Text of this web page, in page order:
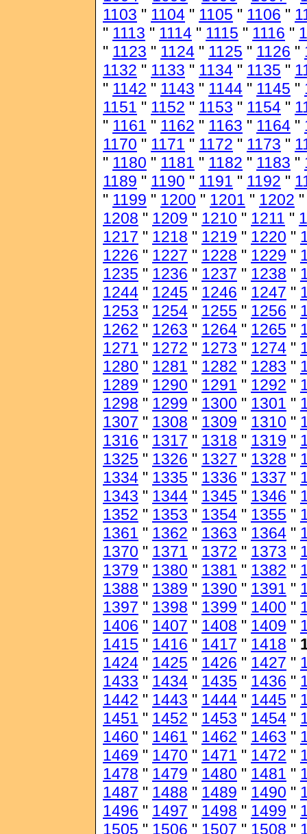
1103 " 1104 " 1105 " 1106 "
" 1113 " 1114 " 1115 " 1116 "
" 1123 " 1124 " 1125 " 1126 "
1132 " 1133 " 1134 " 1135 "
" 1142 " 1143 " 1144 " 1145 "
1151 " 1152 " 1153 " 1154 "
" 1161 " 1162 " 1163 " 1164 "
1170 " 1171 " 1172 " 1173 "
" 1180 " 1181 " 1182 " 1183 "
1189 " 1190 " 1191 " 1192 "
" 1199 " 1200 " 1201 " 1202
1208 " 1209 " 1210 " 1211 "
1217 " 1218 " 1219 " 1220 "
1226 " 1227 " 1228 " 1229 "
1235 " 1236 " 1237 " 1238 "
1244 " 1245 " 1246 " 1247 "
1253 " 1254 " 1255 " 1256 "
1262 " 1263 " 1264 " 1265 "
1271 " 1272 " 1273 " 1274 "
1280 " 1281 " 1282 " 1283 "
1289 " 1290 " 1291 " 1292 "
1298 " 1299 " 1300 " 1301 "
1307 " 1308 " 1309 " 1310 "
1316 " 1317 " 1318 " 1319 "
1325 " 1326 " 1327 " 1328 "
1334 " 1335 " 1336 " 1337 "
1343 " 1344 " 1345 " 1346 "
1352 " 1353 " 1354 " 1355 "
1361 " 1362 " 1363 " 1364 "
1370 " 1371 " 1372 " 1373 "
1379 " 1380 " 1381 " 1382 "
1388 " 1389 " 1390 " 1391 "
1397 " 1398 " 1399 " 1400 "
1406 " 1407 " 1408 " 1409 "
1415 " 1416 " 1417 " 1418 "
1424 " 1425 " 1426 " 1427 "
1433 " 1434 " 1435 " 1436 "
1442 " 1443 " 1444 " 1445 "
1451 " 1452 " 1453 " 1454 "
1460 " 1461 " 1462 " 1463 "
1469 " 1470 " 1471 " 1472 "
1478 " 1479 " 1480 " 1481 "
1487 " 1488 " 1489 " 1490 "
1496 " 1497 " 1498 " 1499 "
1505 " 1506 " 1507 " 1508 "